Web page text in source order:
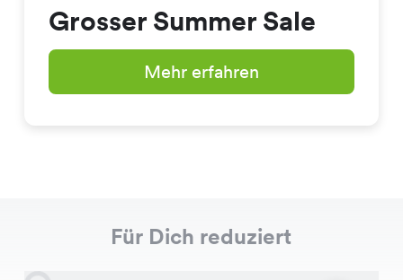
Grosser Summer Sale
Mehr erfahren
Für Dich reduziert